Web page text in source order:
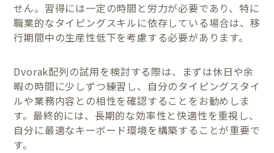
せん。習得には一定の時間と労力が必要であり、特に
職業的なタイピングスキルに依存している場合は、移
行期間中の生産性低下を考慮する必要があります。
Dvorak配列の試用を検討する際は、まずは休日や余
暇の時間に少しずつ練習し、自分のタイピングスタイ
ルや業務内容との相性を確認することをお勧めしま
す。最終的には、長期的な効率性と快適性を重視し、
自分に最適なキーボード環境を構築することが重要で
す。